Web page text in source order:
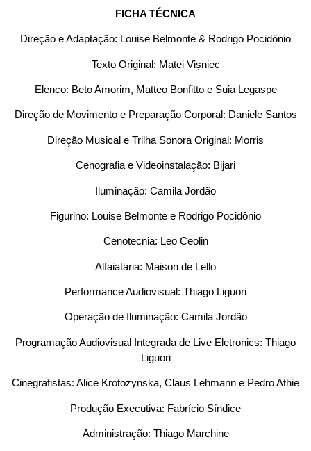
FICHA TÉCNICA
Direção e Adaptação: Louise Belmonte & Rodrigo Pocidônio
Texto Original: Matei Vișniec
Elenco: Beto Amorim, Matteo Bonfitto e Suia Legaspe
Direção de Movimento e Preparação Corporal: Daniele Santos
Direção Musical e Trilha Sonora Original: Morris
Cenografia e Videoinstalação: Bijari
Iluminação: Camila Jordão
Figurino: Louise Belmonte e Rodrigo Pocidônio
Cenotecnia: Leo Ceolin
Alfaiataria: Maison de Lello
Performance Audiovisual: Thiago Liguori
Operação de Iluminação: Camila Jordão
Programação Audiovisual Integrada de Live Eletronics: Thiago
Liguori
Cinegrafistas: Alice Krotozynska, Claus Lehmann e Pedro Athie
Produção Executiva: Fabrício Síndice
Administração: Thiago Marchine